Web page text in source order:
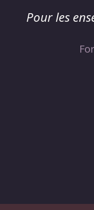
Pour les